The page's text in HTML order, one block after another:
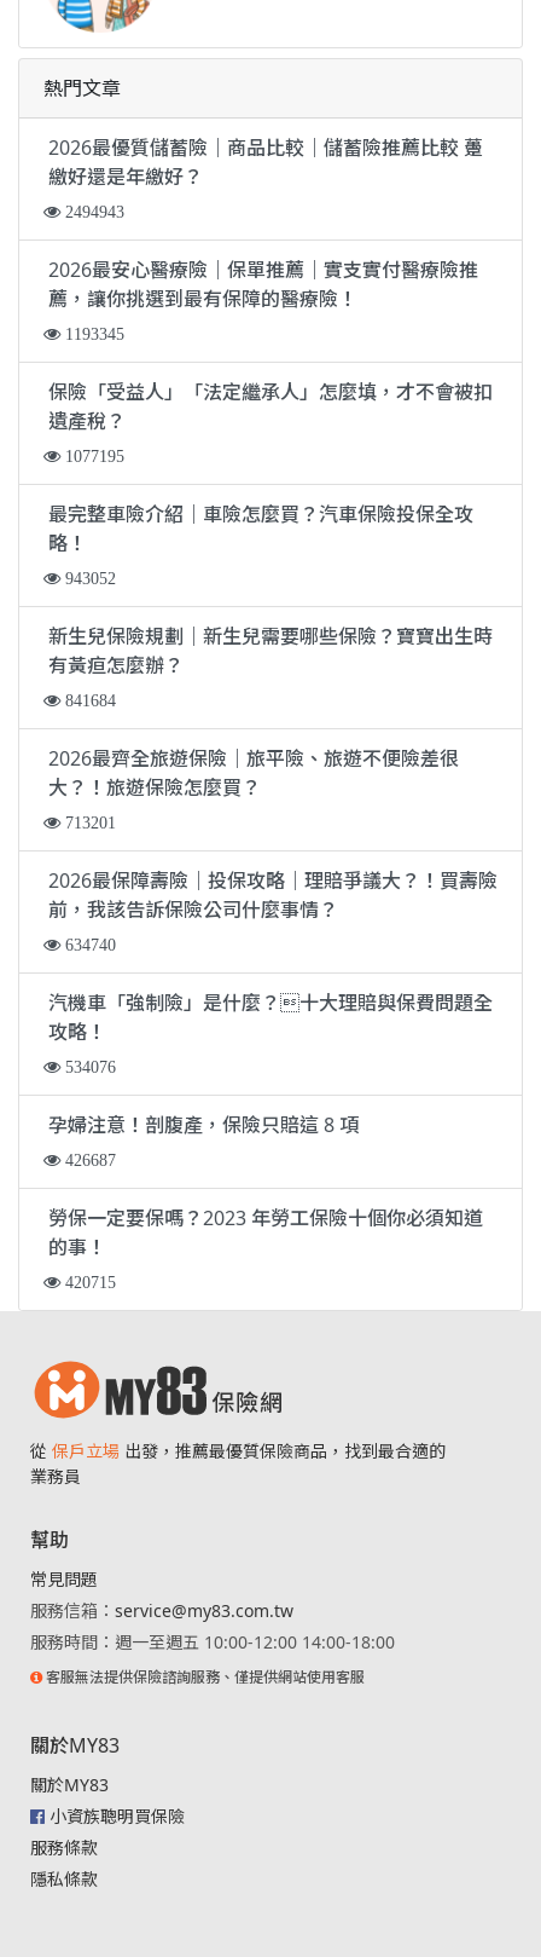
熱門文章
2026最優質儲蓄險｜商品比較｜儲蓄險推薦比較 躉
繳好還是年繳好？
2494943
2026最安心醫療險｜保單推薦｜實支實付醫療險推
薦，讓你挑選到最有保障的醫療險！
1193345
保險「受益人」「法定繼承人」怎麼填，才不會被扣
遺產稅？
1077195
最完整車險介紹｜車險怎麼買？汽車保險投保全攻
略！
943052
新生兒保險規劃｜新生兒需要哪些保險？寶寶出生時
有黃疸怎麼辦？
841684
2026最齊全旅遊保險｜旅平險、旅遊不便險差很
大？！旅遊保險怎麼買？
713201
2026最保障壽險｜投保攻略｜理賠爭議大？！買壽險
前，我該告訴保險公司什麼事情？
634740
汽機車「強制險」是什麼？十大理賠與保費問題全
攻略！
534076
孕婦注意！剖腹產，保險只賠這 8 項
426687
勞保一定要保嗎？2023 年勞工保險十個你必須知道
的事！
420715
從 保戶立場 出發，推薦最優質保險商品，找到最合適的
業務員
幫助
常見問題
服務信箱： service@my83.com.tw
服務時間：週一至週五 10:00-12:00 14:00-18:00
客服無法提供保險諮詢服務、僅提供網站使用客服
關於MY83
關於MY83
小資族聰明買保險
服務條款
隱私條款